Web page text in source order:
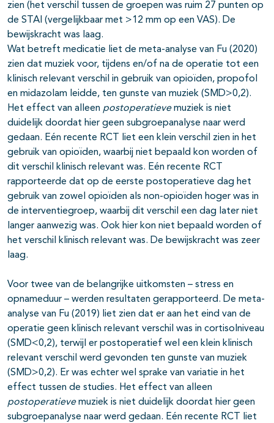
zien (het verschil tussen de groepen was ruim 27 punten op
de STAI (vergelijkbaar met >12 mm op een VAS). De
bewijskracht was laag.
Wat betreft medicatie liet de meta-analyse van Fu (2020)
zien dat muziek voor, tijdens en/of na de operatie tot een
klinisch relevant verschil in gebruik van opioïden, propofol
en midazolam leidde, ten gunste van muziek (SMD>0,2).
Het effect van alleen postoperatievemuziek is niet
duidelijk doordat hier geen subgroepanalyse naar werd
gedaan. Eén recente RCT liet een klein verschil zien in het
gebruik van opioïden, waarbij niet bepaald kon worden of
dit verschil klinisch relevant was. Eén recente RCT
rapporteerde dat op de eerste postoperatieve dag het
gebruik van zowel opioïden als non-opioïden hoger was in
de interventiegroep, waarbij dit verschil een dag later niet
langer aanwezig was. Ook hier kon niet bepaald worden of
het verschil klinisch relevant was. De bewijskracht was zeer
laag.
Voor twee van de belangrijke uitkomsten – stress en
opnameduur – werden resultaten gerapporteerd. De meta-
analyse van Fu (2019) liet zien dat er aan het eind van de
operatie geen klinisch relevant verschil was in cortisolniveau
(SMD<0,2), terwijl er postoperatief wel een klein klinisch
relevant verschil werd gevonden ten gunste van muziek
(SMD>0,2). Er was echter wel sprake van variatie in het
effect tussen de studies. Het effect van alleen
postoperatievemuziek is niet duidelijk doordat hier geen
subgroepanalyse naar werd gedaan. Eén recente RCT liet